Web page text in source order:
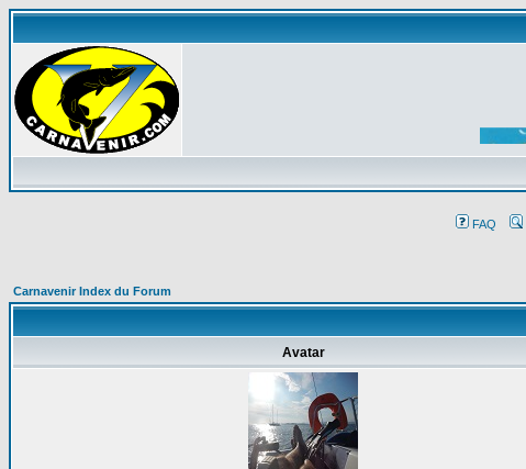
FAQ
Carnavenir Index du Forum
Avatar